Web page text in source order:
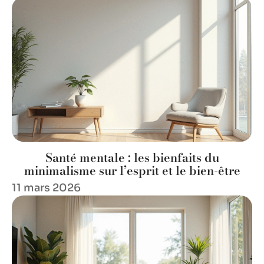
Santé mentale : les bienfaits du
minimalisme sur l’esprit et le bien-être
11 mars 2026